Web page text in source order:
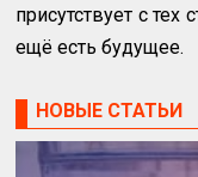
присутствует с тех
ещё есть будущее.
НОВЫЕ СТАТЬИ